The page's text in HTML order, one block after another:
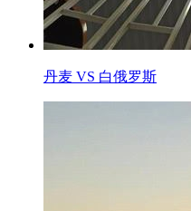
丹麦 VS 白俄罗斯